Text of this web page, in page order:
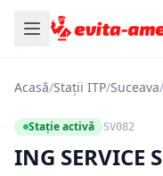
Acasă/Stații ITP/Suceava/
Stație activă SV082
ING SERVICE